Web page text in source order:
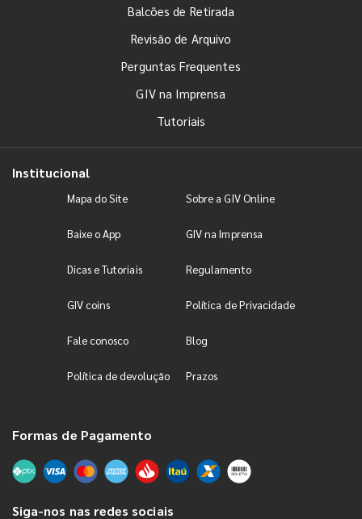
Balcões de Retirada
Revisão de Arquivo
Perguntas Frequentes
GIV na Imprensa
Tutoriais
Institucional
Mapa do Site Sobre a GIV Online
Baixe o App GIV na Imprensa
Dicas e Tutoriais Regulamento
GIV coins Política de Privacidade
Fale conosco Blog
Política de devolução Prazos
Formas de Pagamento
Siga-nos nas redes sociais